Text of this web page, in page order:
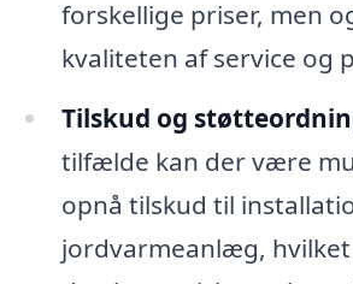
forskellige priser, men
kvaliteten af service og
Tilskud og
tilfælde kan der være
opnå tilskud til
jordvarmeanlæg,